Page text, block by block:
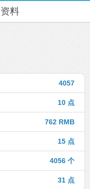
料
4057
10 点
762 RMB
15 点
4056 个
31 点